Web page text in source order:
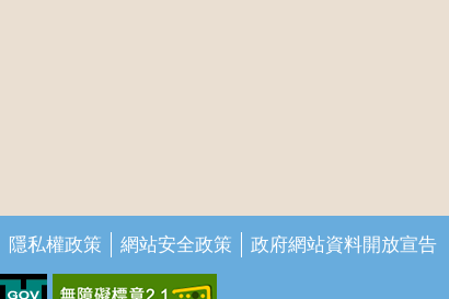
隱私權政策 網站安全政策 政府網站資料開放宣告